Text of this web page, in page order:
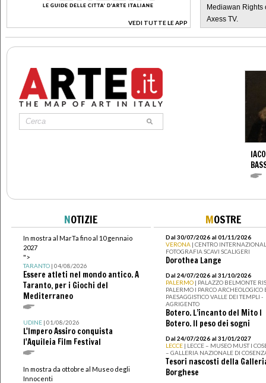
VEDI TUTTE LE APP
>
Mediawan Rights
Axess TV.
NOTIZIE
In mostra al MarTa fino al 10 gennaio
2027
">
TARANTO| 04/08/2026
Essere atleti nel mondo antico. A
Taranto, per i Giochi del
Mediterraneo
UDINE| 01/08/2026
L'Impero Assiro conquista
l'Aquileia Film Festival
In mostra da ottobre al Museo degli
Innocenti
MOSTRE
Dal 30/07/2026 al 01/11/2026
VERONA | CENTRO
FOTOGRAFIA SCAVI SCALIGERI
Dorothea Lange
Dal 24/07/2026 al 31/10/2026
PALERMO | PALAZZO BELMONTE
PALERMO I PARCO ARCHEOLOGICO
PAESAGGISTICO VALLE DEI TEMPLI -
AGRIGENTO
Botero. L’incanto del Mito I
Botero. Il peso dei sogni
Dal 24/07/2026 al 31/01/2027
LECCE | LECCE – MUSEO MUST I
– GALLERIA NAZIONALE DI
Tesori nascosti della
Borghese